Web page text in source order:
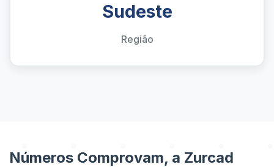
Sudeste
Região
Números Comprovam, a Zurcad